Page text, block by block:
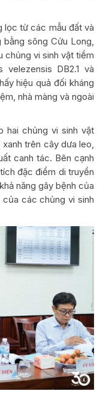
lọc từ các mẫu đất và
sông Cửu Long,
chủng vi sinh vật tiềm
velezensis DB2.1 và
hiệu quả đối kháng
nhà màng và ngoài
hai chủng vi sinh vật
trên cây dưa leo,
canh tác. Bên cạnh
đặc điểm di truyền
năng gây bệnh của
các chủng vi sinh